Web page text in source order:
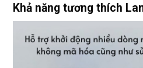
Khả năng tương thích